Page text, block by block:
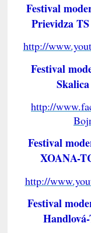
Festival
Prievidza
http://
Festival
http://
Festival
XOANA-
http://
Festival